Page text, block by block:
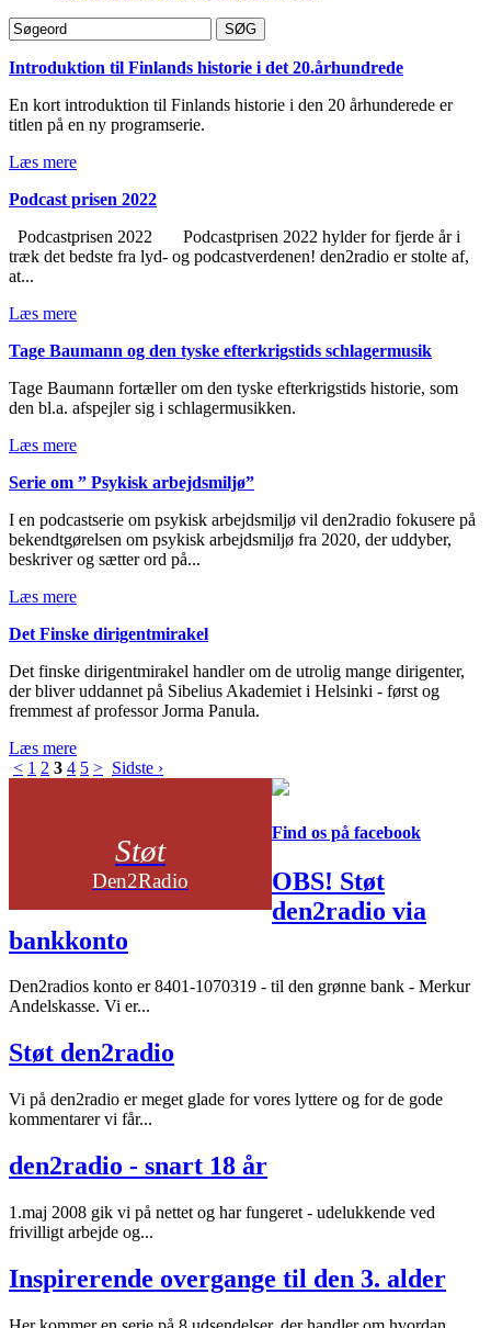
Introduktion til Finlands historie i det 20.århundrede
En kort introduktion til Finlands historie i den 20 århunderede er
titlen på en ny programserie.
Læs mere
Podcast prisen 2022
Podcastprisen 2022 ​ Podcastprisen 2022 hylder for fjerde år i
træk det bedste fra lyd- og podcastverdenen! den2radio er stolte af,
at...
Læs mere
Tage Baumann og den tyske efterkrigstids schlagermusik
Tage Baumann fortæller om den tyske efterkrigstids historie, som
den bl.a. afspejler sig i schlagermusikken.
Læs mere
Serie om ” Psykisk arbejdsmiljø”
I en podcastserie om psykisk arbejdsmiljø vil den2radio fokusere på
bekendtgørelsen om psykisk arbejdsmiljø fra 2020, der uddyber,
beskriver og sætter ord på...
Læs mere
Det Finske dirigentmirakel
Det finske dirigentmirakel handler om de utrolig mange dirigenter,
der bliver uddannet på Sibelius Akademiet i Helsinki - først og
fremmest af professor Jorma Panula.
Læs mere
< 1 2 3 4 5 > Sidste ›
Støt
Den2Radio
Find os på facebook
OBS! Støt
den2radio via
bankkonto
Den2radios konto er 8401-1070319 - til den grønne bank - Merkur
Andelskasse. Vi er...
Støt den2radio
Vi på den2radio er meget glade for vores lyttere og for de gode
kommentarer vi får...
den2radio - snart 18 år
1.maj 2008 gik vi på nettet og har fungeret - udelukkende ved
frivilligt arbejde og...
Inspirerende overgange til den 3. alder